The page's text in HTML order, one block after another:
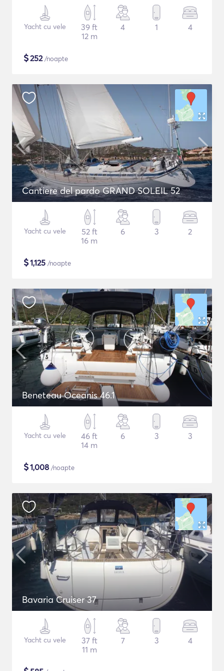
Yacht cu vele
39 ft
12 m
4 1 4
$252/noapte
Cantiere del pardo GRAND SOLEIL 52
Yacht cu vele
52 ft
16 m
6 3 2
$1,125 /noapte
Beneteau Oceanis 46.1
Yacht cu vele
46 ft
14 m
6 3 3
$1,008 /noapte
Bavaria Cruiser 37
Yacht cu vele
37 ft
11 m
7 3 4